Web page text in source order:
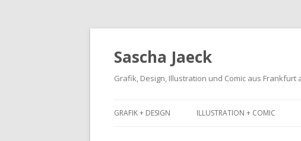
Sascha Jaeck
Grafik, Design, Illustration und Comic aus Frankfurt
GRAFIK + DESIGN ILLUSTRATION + COMIC